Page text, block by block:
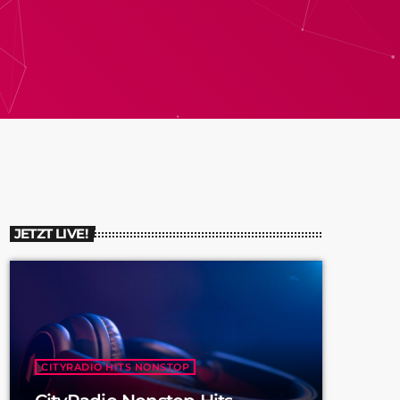
JETZT LIVE!
CITYRADIO HITS NONSTOP